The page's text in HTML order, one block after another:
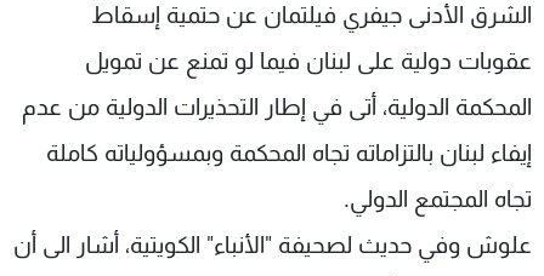
الشرق الأدنى جيفري فيلتمان عن حتمية إسقاط
عقوبات دولية على لبنان فيما لو تمنع عن تمويل
المحكمة الدولية، أتى في إطار التحذيرات الدولية من عدم
إيفاء لبنان بالتزاماته تجاه المحكمة وبمسؤولياته كاملة
تجاه المجتمع الدولي.
علوش وفي حديث لصحيفة "الأنباء" الكويتية، أشار الى أن
كأس العالم
جدول البرامج
شاهد البرامج
الترددات